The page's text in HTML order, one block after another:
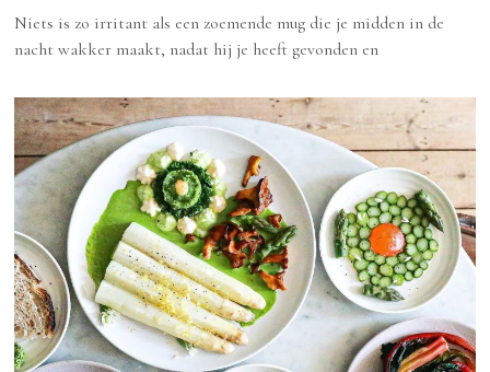
Niets is zo irritant als een zoemende mug die je midden in de
nacht wakker maakt, nadat hij je heeft gevonden en